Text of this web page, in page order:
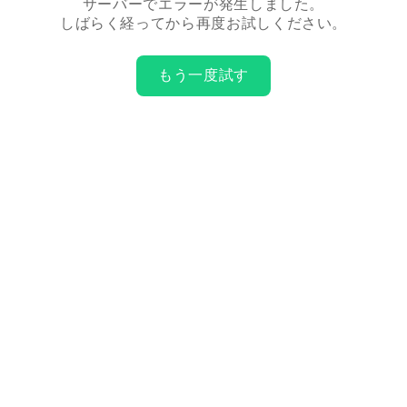
サーバーでエラーが発生しました。
しばらく経ってから再度お試しください。
もう一度試す